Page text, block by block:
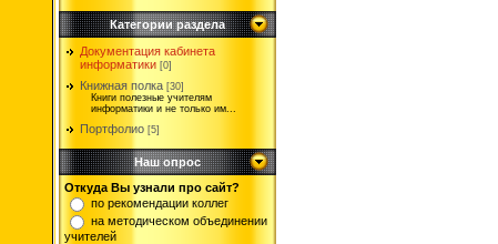
Категории раздела
Документация кабинета
информатики [0]
Книжная полка [30]
Книги полезные учителям
информатики и не только им...
Портфолио [5]
Наш опрос
Откуда Вы узнали про сайт?
по рекомендации коллег
на методическом объединении
учителей